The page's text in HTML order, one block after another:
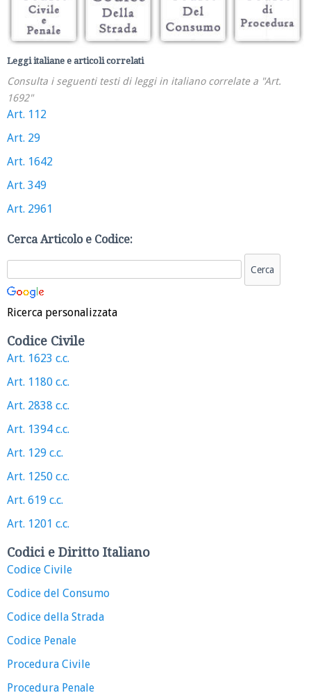
Leggi italiane e articoli correlati
Consulta i seguenti testi di leggi in italiano correlate a "Art.
1692"
Art. 112
Art. 29
Art. 1642
Art. 349
Art. 2961
Cerca Articolo e Codice:
Ricerca personalizzata
Codice Civile
Art. 1623 c.c.
Art. 1180 c.c.
Art. 2838 c.c.
Art. 1394 c.c.
Art. 129 c.c.
Art. 1250 c.c.
Art. 619 c.c.
Art. 1201 c.c.
Codici e Diritto Italiano
Codice Civile
Codice del Consumo
Codice della Strada
Codice Penale
Procedura Civile
Procedura Penale